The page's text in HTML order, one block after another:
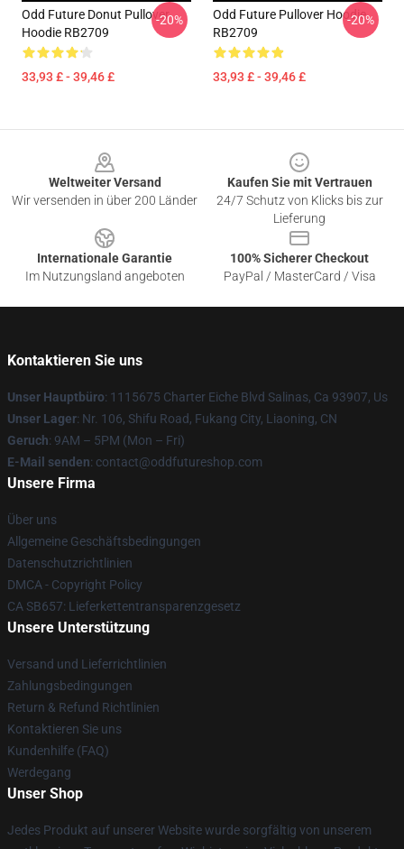
Odd Future Donut Pullover
Hoodie RB2709
33,93 £ - 39,46 £
-20%
Odd Future Pullover Hoodie
RB2709
33,93 £ - 39,46 £
-20%
Weltweiter Versand
Wir versenden in über 200 Länder
Kaufen Sie mit Vertrauen
24/7 Schutz von Klicks bis zur
Lieferung
Internationale Garantie
Im Nutzungsland angeboten
100% Sicherer Checkout
PayPal / MasterCard / Visa
Kontaktieren Sie uns
Unser Hauptbüro: 1115675 Charter Eiche Blvd Salinas, Ca 93907, Us
Unser Lager: Nr. 106, Shifu Road, Fukang City, Liaoning, CN
Geruch: 9AM – 5PM (Mon – Fri)
E-Mail senden: contact@oddfutureshop.com
Unsere Firma
Über uns
Allgemeine Geschäftsbedingungen
Datenschutzrichtlinien
DMCA - Copyright Policy
CA SB657: Lieferkettentransparenzgesetz
Unsere Unterstützung
Versand und Lieferrichtlinien
Zahlungsbedingungen
Return & Refund Richtlinien
Kontaktieren Sie uns
Kundenhilfe (FAQ)
Werdegang
Unser Shop
Jedes Produkt auf unserer Website wurde sorgfältig von unserem